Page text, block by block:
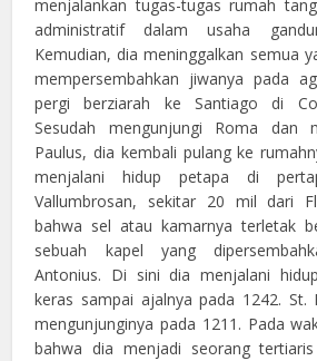
menjalankan tugas-tugas rumah
administratif dalam usaha
Kemudian, dia meninggalkan semua
mempersembahkan jiwanya pada
pergi berziarah ke Santiago di
Sesudah mengunjungi Roma dan
Paulus, dia kembali pulang ke
menjalani hidup petapa di
Vallumbrosan, sekitar 20 mil dari
bahwa sel atau kamarnya terletak
sebuah kapel yang
Antonius. Di sini dia menjalani
keras sampai ajalnya pada 1242. St.
mengunjunginya pada 1211. Pada
bahwa dia menjadi seorang tertiaris